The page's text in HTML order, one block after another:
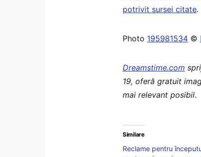
potrivit sursei citate.
Photo 195981534 ©
Dreamstime.com
19, oferă gratuit
mai relevant posibil.
Similare
Reclame pentru